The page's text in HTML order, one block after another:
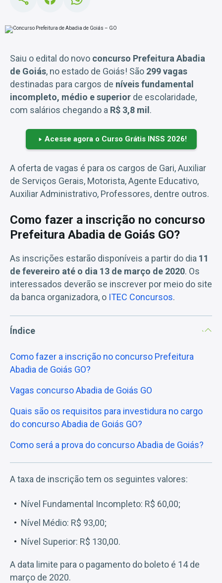
Saiu o edital do novo concurso Prefeitura Abadia
de Goiás, no estado de Goiás! São 299 vagas
destinadas para cargos de níveis fundamental
incompleto, médio e superior de escolaridade,
com salários chegando a R$ 3,8 mil .
Acesse agora o Curso Grátis INSS 2026!
A oferta de vagas é para os cargos de Gari, Auxiliar
de Serviços Gerais, Motorista, Agente Educativo,
Auxiliar Administrativo, Professores, dentre outros.
Como fazer a inscrição no concurso
Prefeitura Abadia de Goiás GO?
As inscrições estarão disponíveis a partir do dia 11
de fevereiro até o dia 13 de março de 2020. Os
interessados deverão se inscrever por meio do site
da banca organizadora, o ITEC Concursos.
Índice
Como fazer a inscrição no concurso Prefeitura
Abadia de Goiás GO?
Vagas concurso Abadia de Goiás GO
Quais são os requisitos para investidura no cargo
do concurso Abadia de Goiás GO?
Como será a prova do concurso Abadia de Goiás?
A taxa de inscrição tem os seguintes valores:
Nível Fundamental Incompleto: R$ 60,00;
Nível Médio: R$ 93,00;
Nível Superior: R$ 130,00.
A data limite para o pagamento do boleto é 14 de
março de 2020.